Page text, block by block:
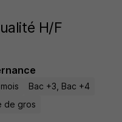
H/F
Bac +3, Bac +4
de gros